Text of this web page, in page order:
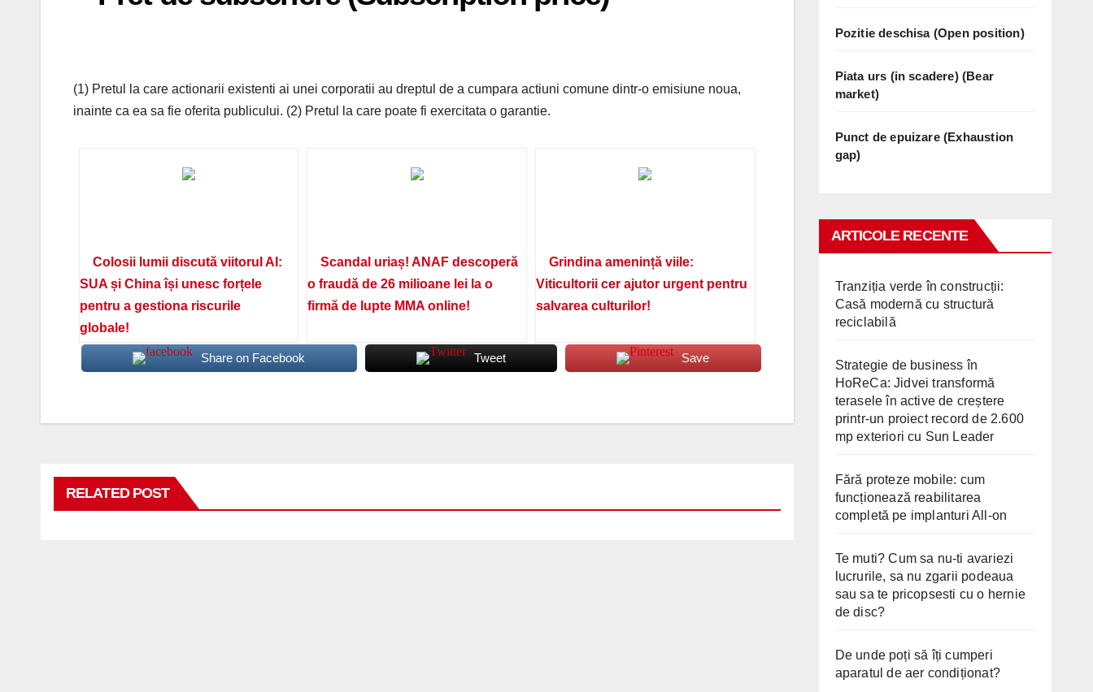
(1) Pretul la care actionarii existenti ai unei corporatii au dreptul de a cumpara actiuni comune dintr-o emisiune noua,
inainte ca ea sa fie oferita publicului. (2) Pretul la care poate fi exercitata o garantie.
Colosii lumii discută viitorul AI:
SUA și China își unesc forțele
pentru a gestiona riscurile
globale!
Scandal uriaș! ANAF descoperă
o fraudă de 26 milioane lei la o
firmă de lupte MMA online!
Grindina amenință viile:
Viticultorii cer ajutor urgent pentru
salvarea culturilor!
Share on Facebook Tweet Save
RELATED POST
Pozitie deschisa (Open position)
Piata urs (in scadere) (Bear
market)
Punct de epuizare (Exhaustion
gap)
ARTICOLE RECENTE
Tranziția verde în construcții:
Casă modernă cu structură
reciclabilă
Strategie de business în
HoReCa: Jidvei transformă
terasele în active de creștere
printr-un proiect record de 2.600
mp exteriori cu Sun Leader
Fără proteze mobile: cum
funcționează reabilitarea
completă pe implanturi All-on
Te muti? Cum sa nu-ti avariezi
lucrurile, sa nu zgarii podeaua
sau sa te pricopsesti cu o hernie
de disc?
De unde poți să îți cumperi
aparatul de aer condiționat?